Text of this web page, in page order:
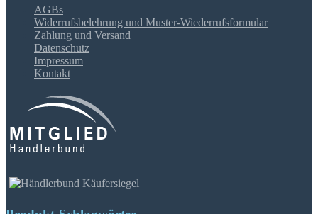
AGBs
Widerrufsbelehrung und Muster-Wiederrufsformular
Zahlung und Versand
Datenschutz
Impressum
Kontakt